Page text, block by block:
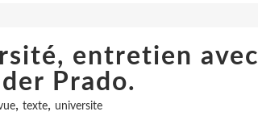
entretien avec
Prado.
, texte, universite